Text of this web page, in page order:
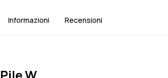
Informazioni Recensioni